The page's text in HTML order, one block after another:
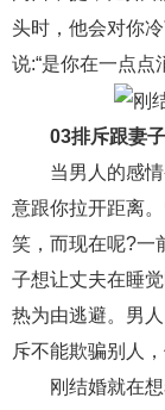
头时，他会对你
说:“是你在一点点
03排斥跟妻子
当男人的感情
意跟你拉开距离
笑，而现在呢?一
子想让丈夫在睡
热为由逃避。男
斥不能欺骗别人
刚结婚就在想